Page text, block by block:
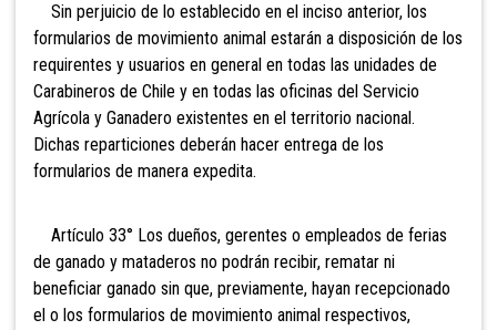
Sin perjuicio de lo establecido en el inciso anterior, los
formularios de movimiento animal estarán a disposición de los
requirentes y usuarios en general en todas las unidades de
Carabineros de Chile y en todas las oficinas del Servicio
Agrícola y Ganadero existentes en el territorio nacional.
Dichas reparticiones deberán hacer entrega de los
formularios de manera expedita.
Artículo 33° Los dueños, gerentes o empleados de ferias
de ganado y mataderos no podrán recibir, rematar ni
beneficiar ganado sin que, previamente, hayan recepcionado
el o los formularios de movimiento animal respectivos,